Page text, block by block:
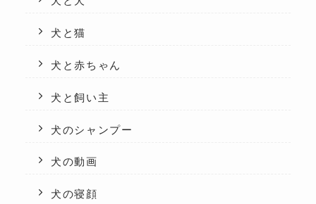
犬と猫
犬と赤ちゃん
犬と飼い主
犬のシャンプー
犬の動画
犬の寝顔